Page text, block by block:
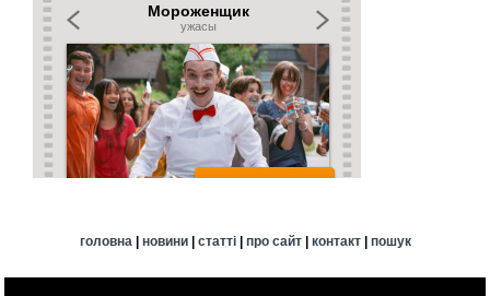
головна | новини| статті| про сайт| контакт| пошук